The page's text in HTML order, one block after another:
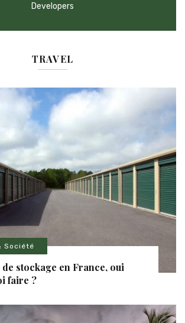
Developers
TRAVEL
Société
stockage en France, oui
faire ?